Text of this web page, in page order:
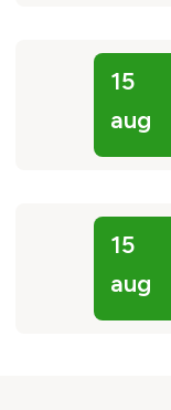
15
aug
15
aug